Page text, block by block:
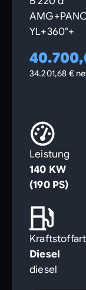
YL+360°+
34.201,68 €
Leistung
140 KW
(190 PS)
Kraftstoffart
Diesel
diesel